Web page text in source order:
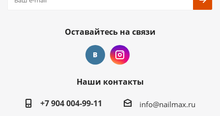
Оставайтесь на связи
Наши контакты
+7 904 004-99-11
info@nailmax.ru